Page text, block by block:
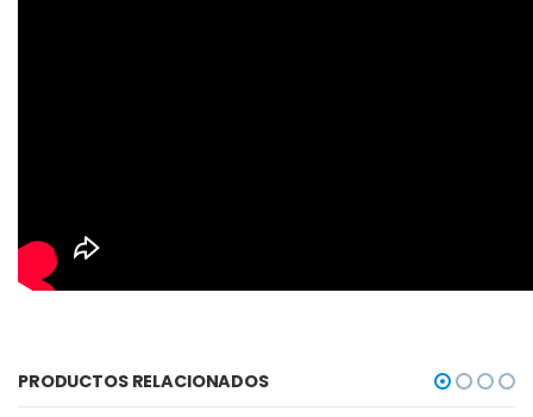
PRODUCTOS RELACIONADOS